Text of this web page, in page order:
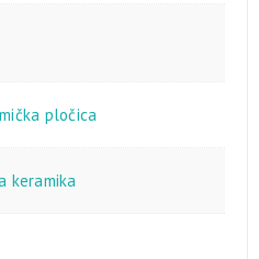
pločica
keramika